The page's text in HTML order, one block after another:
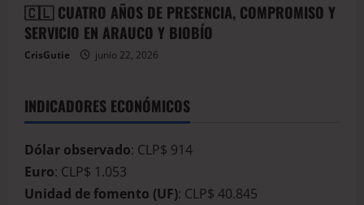
🇨🇱 CUATRO AÑOS DE PRESENCIA, COMPROMISO Y
SERVICIO EN ARAUCO Y BIOBÍO
CrisGutie junio 22, 2026
INDICADORES ECONÓMICOS
Dólar observado: CLP$ 914
Euro: CLP$ 1.053
Unidad de fomento (UF): CLP$ 40.845